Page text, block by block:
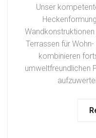
Unser
Terrassen für
kombinieren
umweltfreundlichen